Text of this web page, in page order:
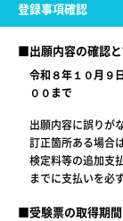
登録事項確認
■出願内容の確認
令和８年１０月９
００まで
出願内容に誤りが
訂正箇所ある場合
検定料等の追加支
までに支払いを必
■受験票の取得期間